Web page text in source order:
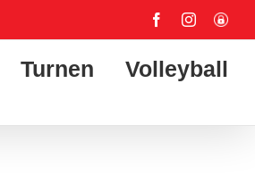
FacebookInstagram
User-
Turnen Volleyball